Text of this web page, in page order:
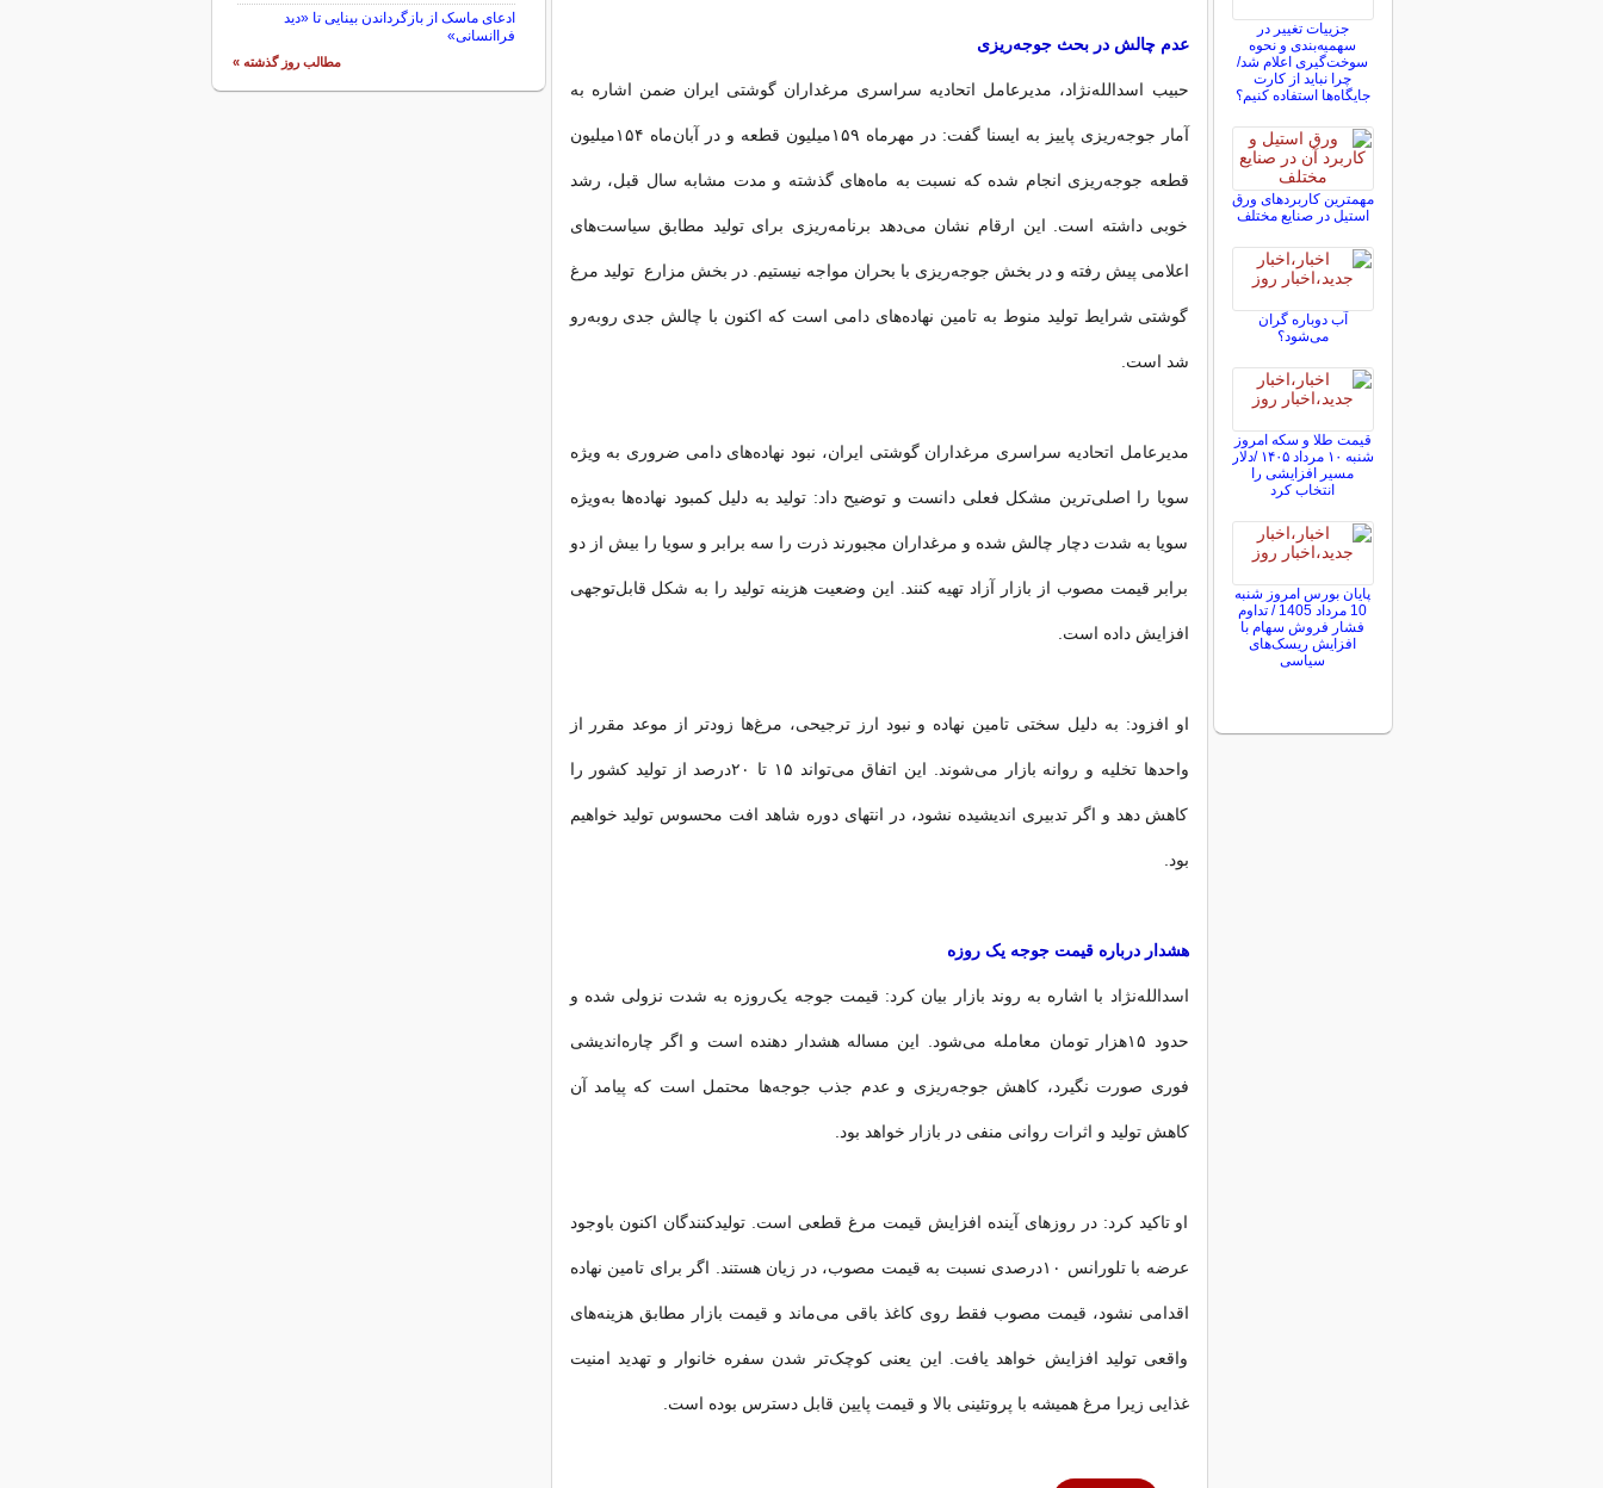
عدم چالش در بحث جوجه‌ریزی
حبیب اسدالله‌نژاد، مدیرعامل اتحادیه سراسری مرغداران گوشتی ایران ضمن اشاره به
آمار جوجه‌ریزی پاییز به ایسنا گفت: در مهرماه ۱۵۹میلیون قطعه و در آبان‌ماه ۱۵۴‌میلیون
قطعه جوجه‌ریزی انجام شده که نسبت به ماه‌های گذشته و مدت مشابه سال قبل، رشد
خوبی داشته است. این ارقام نشان می‌دهد برنامه‌ریزی برای تولید مطابق سیاست‌های
اعلامی پیش رفته و در بخش جوجه‌ریزی با بحران مواجه نیستیم. در بخش مزارع تولید مرغ
گوشتی شرایط تولید منوط به تامین نهاده‌های دامی است که اکنون با چالش جدی روبه‌رو
شد است.
مدیرعامل اتحادیه سراسری مرغداران گوشتی ایران، نبود نهاده‌های دامی ضروری به ویژه
سویا را اصلی‌ترین مشکل فعلی دانست و توضیح داد: تولید به دلیل کمبود نهاده‌ها به‌ویژه
سویا به شدت دچار چالش شده و مرغداران مجبورند ذرت را سه برابر و سویا را بیش از دو
برابر قیمت مصوب از بازار آزاد تهیه کنند. این وضعیت هزینه تولید را به شکل قابل‌توجهی
افزایش داده است.
او افزود: به دلیل سختی تامین نهاده و نبود ارز ترجیحی، مرغ‌ها زودتر از موعد مقرر از
واحدها تخلیه و روانه بازار می‌شوند. این اتفاق می‌تواند ۱۵ تا ۲۰درصد از تولید کشور را
کاهش دهد و اگر تدبیری اندیشیده نشود، در انتهای دوره شاهد افت محسوس تولید خواهیم
بود.
هشدار درباره قیمت جوجه یک روزه
اسدالله‌نژاد با اشاره به روند بازار بیان کرد: قیمت جوجه یک‌روزه به شدت نزولی شده و
حدود ۱۵‌هزار تومان معامله می‌شود. این مساله هشدار دهنده است و اگر چاره‌اندیشی
فوری صورت نگیرد، کاهش جوجه‌ریزی و عدم جذب جوجه‌ها محتمل است که پیامد آن
کاهش تولید و اثرات روانی منفی در بازار خواهد بود.
او تاکید کرد: در روزهای آینده افزایش قیمت مرغ قطعی است. تولیدکنندگان اکنون باوجود
عرضه با تلورانس ۱۰‌درصدی نسبت به قیمت مصوب، در زیان هستند. اگر برای تامین نهاده
اقدامی نشود، قیمت مصوب فقط روی کاغذ باقی می‌ماند و قیمت بازار مطابق هزینه‌های
واقعی تولید افزایش خواهد یافت. این یعنی کوچک‌تر شدن سفره خانوار و تهدید امنیت
غذایی زیرا مرغ همیشه با پروتئینی بالا و قیمت پایین قابل دسترس بوده است.
جزییات تغییر در
سهمیه‌بندی و نحوه
سوخت‌گیری اعلام شد/
چرا نباید از کارت
جایگاه‌ها استفاده کنیم؟
مهمترین کاربردهای ورق
استیل در صنایع مختلف
آب دوباره گران
می‌شود؟
قیمت طلا و سکه امروز
شنبه ۱۰ مرداد ۱۴۰۵ /دلار
مسیر افزایشی را
انتخاب کرد
پایان بورس امروز شنبه
10 مرداد 1405 / تداوم
فشار فروش سهام با
افزایش ریسک‌های
سیاسی
ادعای ماسک از بازگرداندن بینایی تا «دید
فراانسانی»
مطالب روز گذشته »